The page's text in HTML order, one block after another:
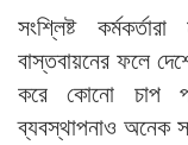
সংশ্লিষ্ট
বাস্তবায়নের ফলে
করে কোনো চাপ
ব্যবস্থাপনাও অনেক